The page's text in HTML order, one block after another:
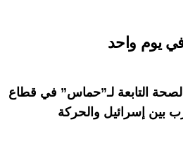
التابعة لـ”حماس” في قطاع
بين إسرائيل والحركة